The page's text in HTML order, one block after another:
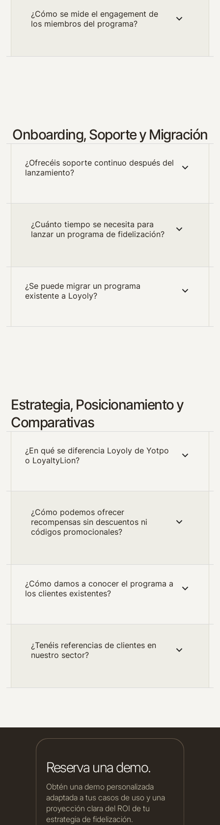
¿Cómo se mide el engagement de
los miembros del programa?
Onboarding, Soporte y Migración
¿Ofrecéis soporte continuo después del
lanzamiento?
¿Cuánto tiempo se necesita para
lanzar un programa de fidelización?
¿Se puede migrar un programa
existente a Loyoly?
Estrategia, Posicionamiento y
Comparativas
¿En qué se diferencia Loyoly de Yotpo
o LoyaltyLion?
¿Cómo podemos ofrecer
recompensas sin descuentos ni
códigos promocionales?
¿Cómo damos a conocer el programa a
los clientes existentes?
¿Tenéis referencias de clientes en
nuestro sector?
Reserva una demo.
Obtén una demo personalizada
adaptada a tus casos de uso y una
proyección clara del ROI de tu
estrategia de fidelización.